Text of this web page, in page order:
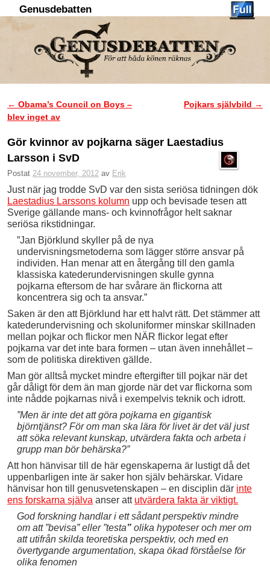
Genusdebatten
Inläggsnavigering
← Obama’s Council on Boys –
blev inget av
Pojkars självbild →
Gör kvinnor av pojkarna säger Laestadius
Larsson i SvD
Postat 24 november, 2012 av Erik
Just när jag trodde SvD var den sista seriösa tidningen dök
Laestadius Larssons kolumn upp och bevisade tesen att
Sverige gällande mans- och kvinnofrågor helt saknar
seriösa rikstidningar.
”Jan Björklund skyller på de nya
undervisningsmetoderna som lägger större ansvar på
individen. Han menar att en återgång till den gamla
klassiska katederundervisningen skulle gynna
pojkarna eftersom de har svårare än flickorna att
koncentrera sig och ta ansvar.”
Saken är den att Björklund har ett halvt rätt. Det stämmer att
katederundervisning och skoluniformer minskar skillnaden
mellan pojkar och flickor men NÄR flickor legat efter
pojkarna var det inte bara formen – utan även innehållet –
som de politiska direktiven gällde.
Man gör alltså mycket mindre eftergifter till pojkar när det
går dåligt för dem än man gjorde när det var flickorna som
inte nådde pojkarnas nivå i exempelvis teknik och idrott.
”Men är inte det att göra pojkarna en gigantisk
björntjänst? För om man ska lära för livet är det väl just
att söka relevant kunskap, utvärdera fakta och arbeta i
grupp man bör behärska?”
Att hon hänvisar till de här egenskaperna är lustigt då det
uppenbarligen inte är saker hon själv behärskar. Vidare
hänvisar hon till genusvetenskapen – en disciplin där inte
ens forskarna själva anser att utvärdera fakta är viktigt.
God forskning handlar i ett sådant perspektiv mindre
om att ”bevisa” eller ”testa”olika hypoteser och mer om
att utifrån skilda teoretiska perspektiv, och med en
övertygande argumentation, skapa ökad förståelse för
olika fenomen